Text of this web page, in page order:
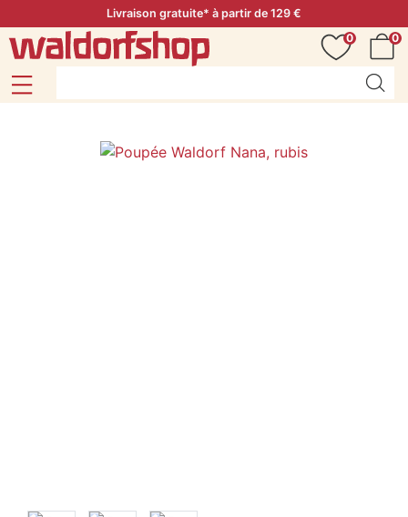
Livraison gratuite* à partir de 129 €
0
0